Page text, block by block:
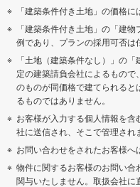
「建築条件付き土地」の価格に
「建築条件付き土地」の「建
例であり、プランの採用可否は
「土地（建築条件なし）」の
定の建築請負会社によるもの
のものが同価格で建てられる
るものではありません。
お客様が入力する個人情報を
社に送信され、そこで管理され
お問い合わせをされたお客様へ
物件に関するお客様のお問い
関与いたしません。取扱会社に